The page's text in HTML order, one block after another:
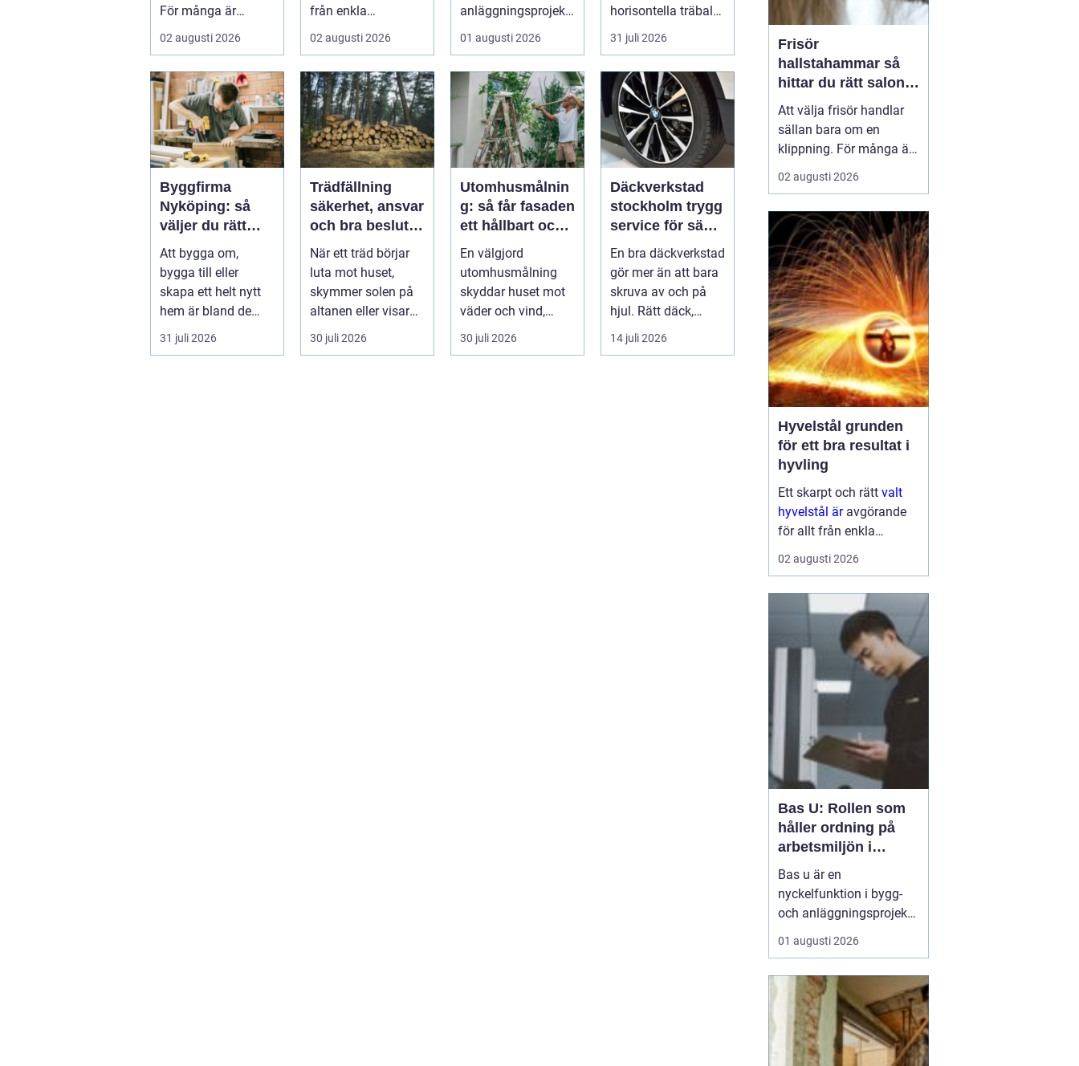
För många är
besöket en paus i
vardagen, ett s...
02 augusti 2026
från enkla
hobbyprojekt i
verkstaden till k...
02 augusti 2026
anläggningsprojekt,
med ansvar för att
arbetsm...
01 augusti 2026
horisontella träbalk
som bär upp
väggarna mot pla...
31 juli 2026
Byggfirma
Nyköping: så
väljer du rätt
partner för ditt
projekt
Att bygga om,
bygga till eller
skapa ett helt nytt
hem är bland de
största
investeringar m...
31 juli 2026
Trädfällning
säkerhet, ansvar
och bra beslut i
trädgården
När ett träd börjar
luta mot huset,
skymmer solen på
altanen eller visar
tecken på röta
uppstår ofta...
30 juli 2026
Utomhusmålnin
g: så får fasaden
ett hållbart och
vackert resultat
En välgjord
utomhusmålning
skyddar huset mot
väder och vind,
lyfter
helhetsintrycket...
30 juli 2026
Däckverkstad
stockholm trygg
service för säkra
mil året runt
En bra däckverkstad
gör mer än att bara
skruva av och på
hjul. Rätt däck,
korrekt montering
och rege...
14 juli 2026
Frisör
hallstahammar så
hittar du rätt salong
för stil, kvalitet och
känsla
Att välja frisör handlar
sällan bara om en
klippning. För många är
besöket en paus i
vardagen, ett sätt att
ibland ett viktigt
förberedande steg inför
ett stort ögonblick i livet.
I en mindre ort som
Hallstahammar blir valet
a...
02 augusti 2026
Hyvelstål grunden
för ett bra resultat i
hyvling
Ett skarpt och rätt valt
hyvelstål äravgörande
för allt från enkla
hobbyprojekt i
verkstaden till
sågverk och hyvlerier.
Ytan på virket,
maskinens effektivitet
02 augusti 2026
Bas U: Rollen som
håller ordning på
arbetsmiljön i
byggprojekt
Bas u är en
nyckelfunktion i bygg-
och anläggningsprojekt,
med ansvar för att
arbetsmiljöarbetet
utförandet. Genom att
samordna entreprenörer,
hålla arbetsmiljöplanen
levande och s&aum...
01 augusti 2026